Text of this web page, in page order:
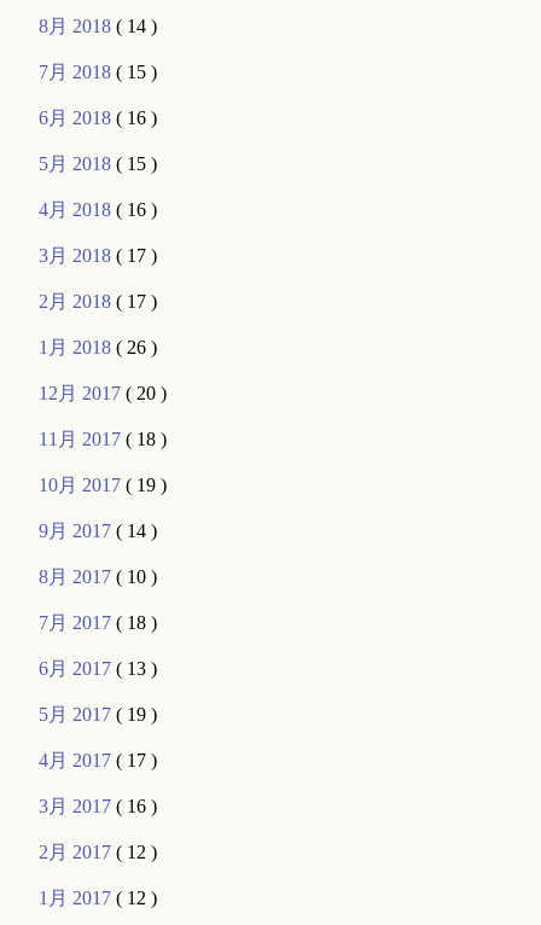
8月 2018( 14 )
7月 2018( 15 )
6月 2018( 16 )
5月 2018( 15 )
4月 2018( 16 )
3月 2018( 17 )
2月 2018( 17 )
1月 2018( 26 )
12月 2017( 20 )
11月 2017( 18 )
10月 2017( 19 )
9月 2017( 14 )
8月 2017( 10 )
7月 2017( 18 )
6月 2017( 13 )
5月 2017( 19 )
4月 2017( 17 )
3月 2017( 16 )
2月 2017( 12 )
1月 2017( 12 )